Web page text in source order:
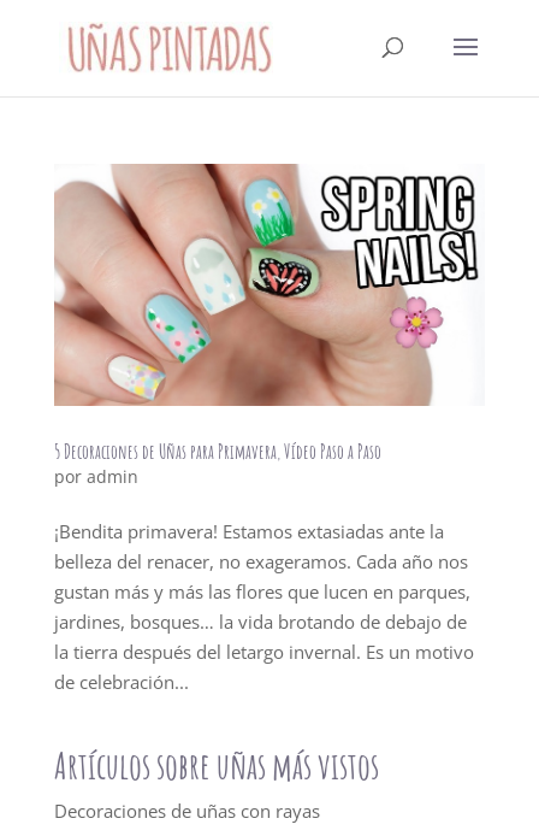
5 Decoraciones de Uñas para Primavera, Vídeo Paso a Paso
por admin
¡Bendita primavera! Estamos extasiadas ante la
belleza del renacer, no exageramos. Cada año nos
gustan más y más las flores que lucen en parques,
jardines, bosques… la vida brotando de debajo de
la tierra después del letargo invernal. Es un motivo
de celebración...
Artículos sobre uñas más vistos
Decoraciones de uñas con rayas